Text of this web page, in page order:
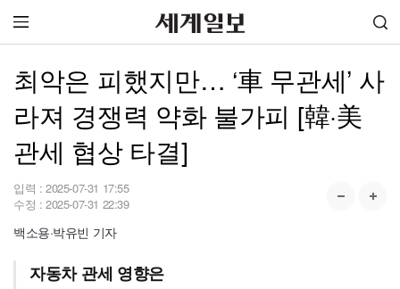
최악은 피했지만… ‘車 무관세’ 사
라져 경쟁력 약화 불가피 [韓·美
관세 협상 타결]
입력 : 2025-07-31 17:55
수정 : 2025-07-31 22:39
백소용·박유빈 기자
자동차 관세 영향은